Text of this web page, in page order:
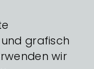
grafisch
wir